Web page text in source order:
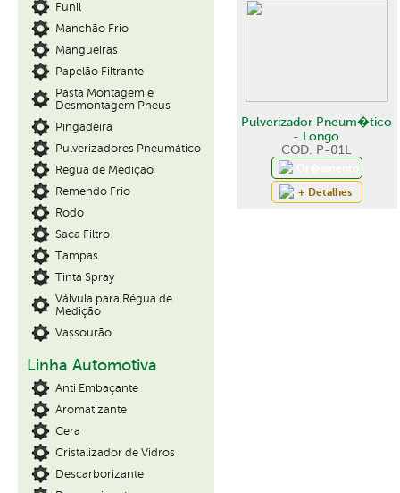
Funil
Manchão Frio
Mangueiras
Papelão Filtrante
Pasta Montagem e
Desmontagem Pneus
Pingadeira
Pulverizadores Pneumático
Régua de Medição
Remendo Frio
Rodo
Saca Filtro
Tampas
Tinta Spray
Válvula para Régua de
Medição
Vassourão
Linha Automotiva
Anti Embaçante
Aromatizante
Cera
Cristalizador de Vidros
Descarborizante
Pulverizador Pneum�tico
- Longo
COD. P-01L
+ Detalhes